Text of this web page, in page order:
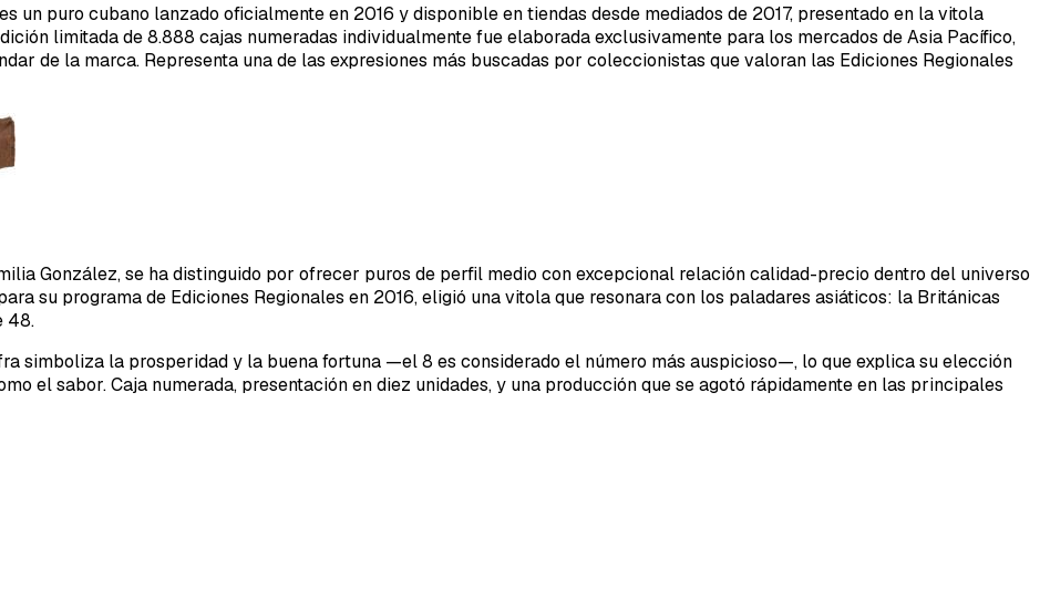
un puro cubano lanzado oficialmente en 2016 y disponible en tiendas desde mediados de 2017, presentado en la vitola
limitada de 8.888 cajas numeradas individualmente fue elaborada exclusivamente para los mercados de Asia Pacífico,
de la marca. Representa una de las expresiones más buscadas por coleccionistas que valoran las Ediciones Regionales
González, se ha distinguido por ofrecer puros de perfil medio con excepcional relación calidad-precio dentro del universo
su programa de Ediciones Regionales en 2016, eligió una vitola que resonara con los paladares asiáticos: la Británicas
48.
simboliza la prosperidad y la buena fortuna —el 8 es considerado el número más auspicioso—, lo que explica su elección
el sabor. Caja numerada, presentación en diez unidades, y una producción que se agotó rápidamente en las principales